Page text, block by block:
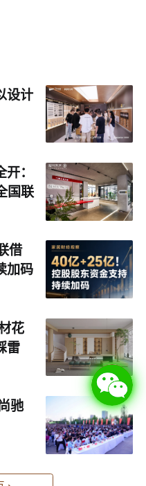
伦教木机展筹备工作
仁齐聚伦教，共赴技
赢的行业盛宴，携手
来。
设计
：
国联
借
加码
花
雷
驰